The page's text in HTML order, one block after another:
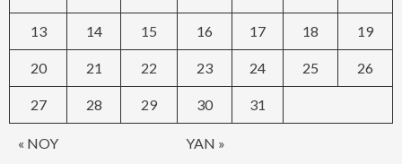
« NOY YAN »
13 14 15 16 17 18 19
20 21 22 23 24 25 26
27 28 29 30 31